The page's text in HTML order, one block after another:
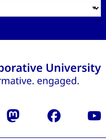
Mastodon Facebook